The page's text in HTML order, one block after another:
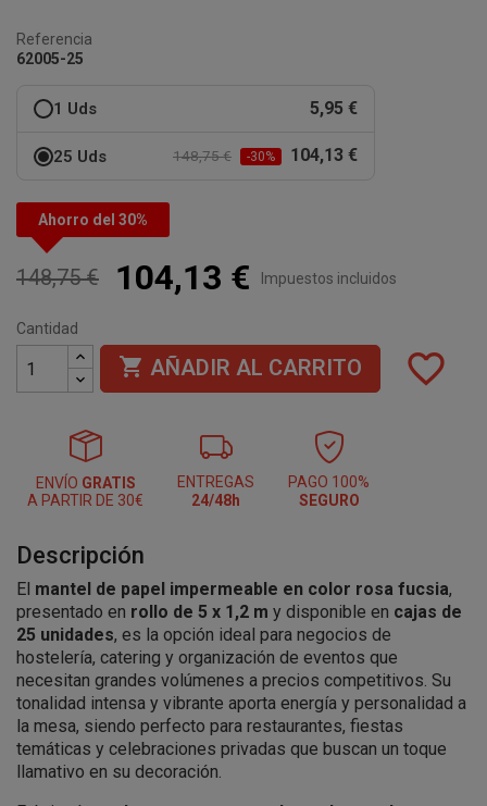
Referencia
62005-25
1 Uds 5,95 €
25 Uds 148,75 € -30% 104,13 €
Ahorro del 30%
148,75 € 104,13 € Impuestos incluidos
Cantidad
 AÑADIR AL CARRITO favorite_border
ENVÍO GRATIS
A PARTIR DE 30€
ENTREGAS
24/48h
PAGO 100%
SEGURO
Descripción
El mantel de papel impermeable en color rosa fucsia,
presentado en rollo de 5 x 1,2 m y disponible en cajas de
25 unidades, es la opción ideal para negocios de
hostelería, catering y organización de eventos que
necesitan grandes volúmenes a precios competitivos. Su
tonalidad intensa y vibrante aporta energía y personalidad a
la mesa, siendo perfecto para restaurantes, fiestas
temáticas y celebraciones privadas que buscan un toque
llamativo en su decoración.